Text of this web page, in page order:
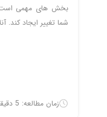
بخش های مهمی است
شما تغییر ایجاد کند.
زمان مطالعه: 5 دقیقه